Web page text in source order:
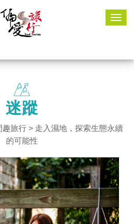
迷蹤
趣旅行> 走入濕地，探索生態永續
的可能性